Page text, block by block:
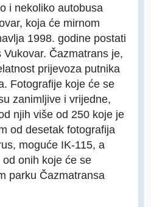
i nekoliko autobusa
koja će mirnom
1998. godine postati
Čazmatrans je,
prijevoza putnika
Fotografije koje će se
zanimljive i vrijedne,
njih više od 250 koje je
od desetak fotografija
moguće IK-115, a
onih koje će se
parku Čazmatransa